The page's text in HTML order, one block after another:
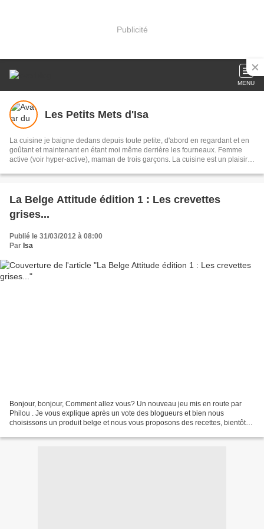
Publicité
MENU
Les Petits Mets d'Isa
La cuisine je baigne dedans depuis toute petite, d'abord en regardant et en
goûtant et maintenant en étant moi même derrière les fourneaux. Femme
active (voir hyper-active), maman de trois garçons. La cuisine est un plaisir,
les garçons qui aiment bcp donner un petit coup de main.
La Belge Attitude édition 1 : Les crevettes
grises...
Publié le 31/03/2012 à 08:00
Par Isa
Bonjour, bonjour, Comment allez vous? Un nouveau jeu mis en route par
Philou . Je vous explique après un vote des blogueurs et bien nous
choisissons un produit belge et nous vous proposons des recettes, bientôt